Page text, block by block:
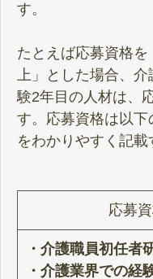
す。
たとえば応募資格
上」とした場合、
験2年目の人材は、
す。応募資格は以
をわかりやすく記載
応募
・介護職員初任者
・介護業界での経